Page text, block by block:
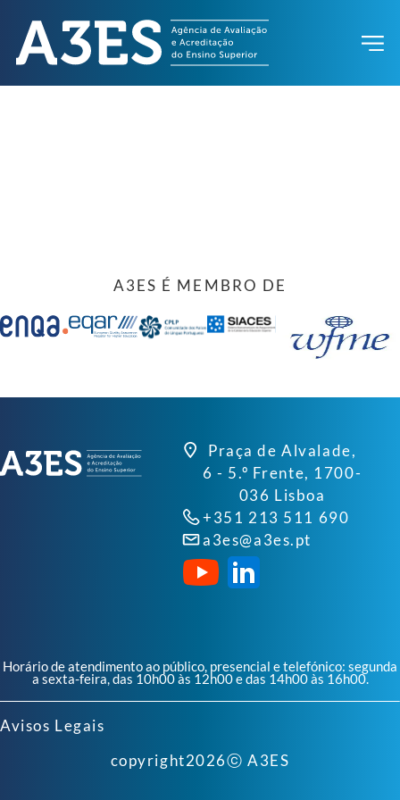
A3ES É MEMBRO DE
Praça de Alvalade,
6 - 5.º Frente, 1700-
036 Lisboa
+351 213 511 690
a3es@a3es.pt
Horário de atendimento ao público, presencial e telefónico: segunda
a sexta-feira, das 10h00 às 12h00 e das 14h00 às 16h00.
Avisos Legais
copyright2026ⓒ A3ES